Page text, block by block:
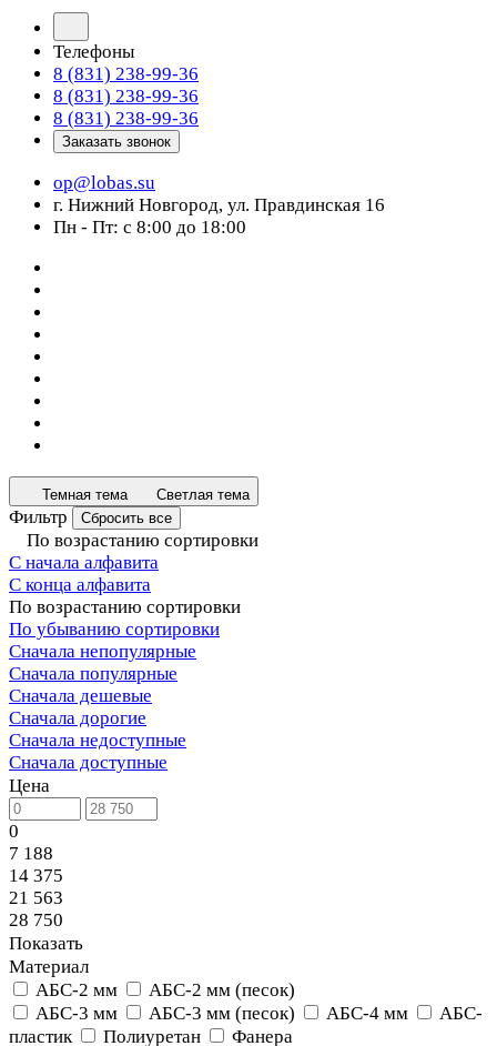
Телефоны
8 (831) 238-99-36
8 (831) 238-99-36
8 (831) 238-99-36
Заказать звонок
op@lobas.su
г. Нижний Новгород, ул. Правдинская 16
Пн - Пт: с 8:00 до 18:00
Темная тема Светлая тема
Фильтр Сбросить все
По возрастанию сортировки
С начала алфавита
С конца алфавита
По возрастанию сортировки
По убыванию сортировки
Сначала непопулярные
Сначала популярные
Сначала дешевые
Сначала дорогие
Сначала недоступные
Сначала доступные
Цена
0
7 188
14 375
21 563
28 750
Показать
Материал
АБС-2 мм
АБС-2 мм (песок)
АБС-3 мм
АБС-3 мм (песок) АБС-4 мм
АБС-
пластик
Полиуретан
Фанера